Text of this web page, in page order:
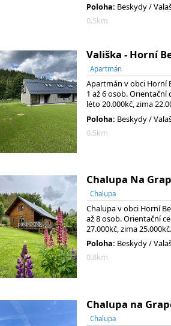
Poloha: Beskydy/
0.5km
Vališka - Horní
Apartmán
Apartmán v obci Horní
1 až 6 osob.
léto 20.000kč, zima
Poloha: Beskydy/
0.5km
Chalupa Na
Chalupa
Chalupa v obci Horní
až 8 osob. Orientační
27.000kč, zima 25.000kč.
Poloha: Beskydy/
0.8km
Chalupa na
Chalupa